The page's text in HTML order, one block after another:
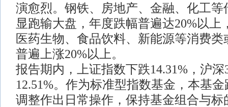
演愈烈。钢铁、房地产、金融、化工等
显跑输大盘，年度跌幅普遍达20%以上
医药生物、食品饮料、新能源等消费
普遍上涨20%以上。
报告期内，上证指数下跌14.31%，沪
12.51%。作为标准型指数基金，本基
调整作出日常操作，保持基金组合与标